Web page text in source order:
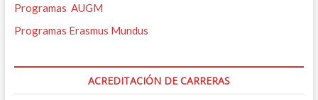
Programas AUGM
Programas Erasmus Mundus
ACREDITACIÓN DE CARRERAS